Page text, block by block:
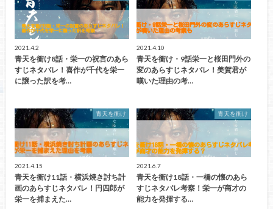
2021.4.2
青天を衝け8話・栄一の祝言のあら
すじネタバレ！喜作が千代を栄一
に譲った訳を考…
2021.4.10
青天を衝け・9話栄一と桜田門外の
変のあらすじネタバレ！美賀君が
嘆いた理由の考…
青天を衝け
2021.4.15
青天を衝け11話・横浜焼き討ち計
画のあらすじネタバレ！円四郎が
栄一を捕まえた…
青天を衝け
2021.6.7
青天を衝け18話・一橋の懐のあら
すじネタバレ考察！栄一が商才の
能力を発揮する…